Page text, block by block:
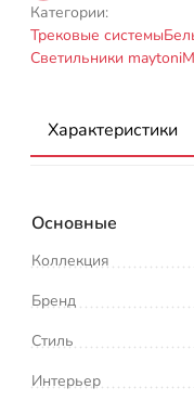
Категории:
Трековые системы
Светильники maytoni
Характеристики
Основные
Коллекция
Бренд
Стиль
Интерьер